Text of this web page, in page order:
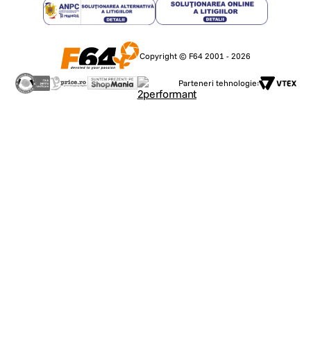
Copyright © F64 2001 - 2026
Parteneri tehnologie: